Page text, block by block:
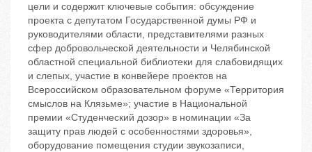
цели и содержит ключевые события: обсуждение
проекта с депутатом Государственной думы РФ и
руководителями области, представителями разных
сфер добровольческой деятельности и Челябинской
областной специальной библиотеки для слабовидящих
и слепых, участие в конвейере проектов на
Всероссийском образовательном форуме «Территория
смыслов на Клязьме»; участие в Национальной
премии «Студенческий дозор» в номинации «За
защиту прав людей с особенностями здоровья»,
оборудование помещения студии звукозаписи,